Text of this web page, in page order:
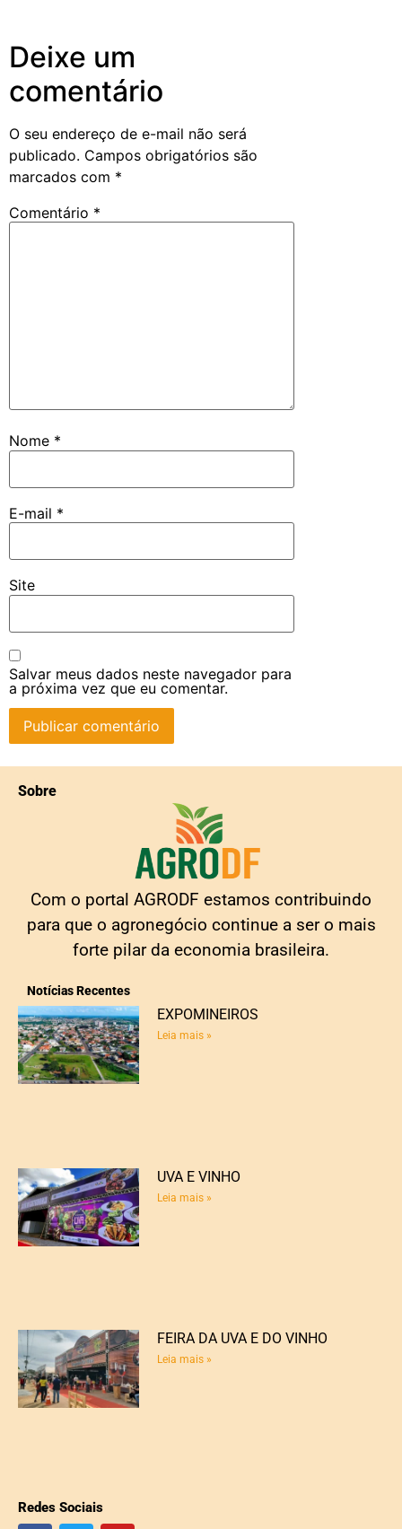
Deixe um
comentário
O seu endereço de e-mail não será
publicado. Campos obrigatórios são
marcados com *
Comentário *
Nome *
E-mail *
Site
Salvar meus dados neste navegador para
a próxima vez que eu comentar.
Sobre
Com o portal AGRODF estamos contribuindo
para que o agronegócio continue a ser o mais
forte pilar da economia brasileira.
Notícias Recentes
EXPOMINEIROS
Leia mais »
UVA E VINHO
Leia mais »
FEIRA DA UVA E DO VINHO
Leia mais »
Redes Sociais